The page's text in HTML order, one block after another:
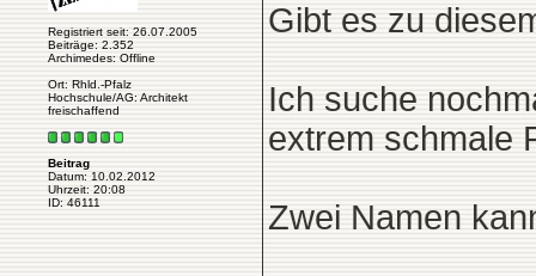
Registriert seit: 26.07.2005
Beiträge: 2.352
Archimedes: Offline
Ort: Rhld.-Pfalz
Hochschule/AG: Architekt
freischaffend
Beitrag
Datum: 10.02.2012
Uhrzeit: 20:08
ID: 46111
Gibt es zu
Ich suche
extrem schmale
Zwei Namen